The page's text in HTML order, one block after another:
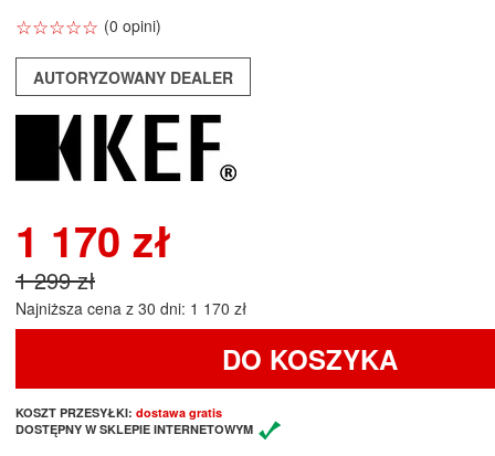
☆☆☆☆☆
★★★★★ (0 opini)
AUTORYZOWANY DEALER
1 170 zł
1 299 zł
Najniższa cena z 30 dni: 1 170 zł
DO KOSZYKA
KOSZT PRZESYŁKI: dostawa gratis
DOSTĘPNY W SKLEPIE INTERNETOWYM